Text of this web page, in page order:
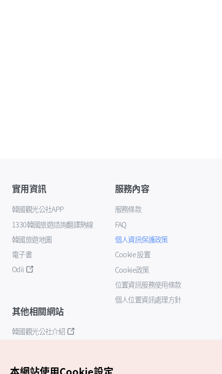
實用資訊
韓國觀光公社APP
1330韓國旅遊諮詢翻譯熱線
韓國旅遊地圖
電子書
Odii
服務內容
服務條款
FAQ
個人資訊保護政策
Cookie 設置
Cookie政策
位置資訊服務使用條款
個人位置資訊處理方針
其他相關網站
韓國觀光公社介紹